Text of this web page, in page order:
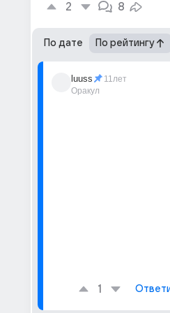
2 8
По дате По рейтингу
luuss
Оракул
11лет
1